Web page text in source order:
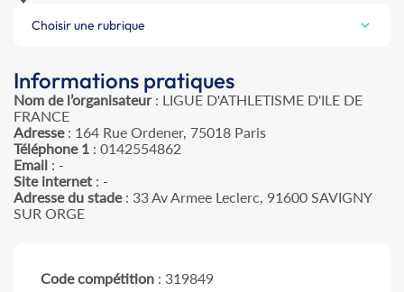
Choisir une rubrique
Informations pratiques
Nom de l’organisateur: LIGUE D'ATHLETISME D'ILE DE
FRANCE
Adresse: 164 Rue Ordener, 75018 Paris
Téléphone 1 : 0142554862
Email : -
Site internet : -
Adresse du stade: 33 Av Armee Leclerc, 91600 SAVIGNY
SUR ORGE
Code compétition : 319849